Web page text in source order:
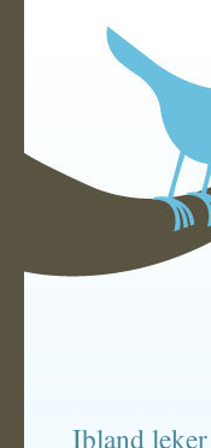
Ibland